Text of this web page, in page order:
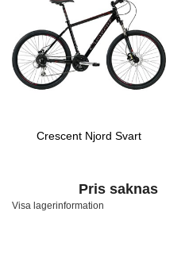
Crescent Njord Svart
Pris saknas
Visa lagerinformation